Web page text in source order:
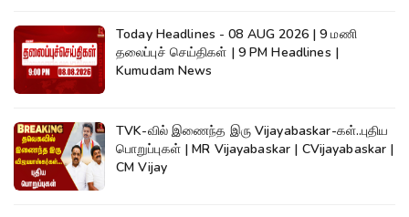
Today Headlines - 08 AUG 2026 | 9 மணி
தலைப்புச் செய்திகள் | 9 PM Headlines |
Kumudam News
TVK-வில் இணைந்த இரு Vijayabaskar-கள்..புதிய
பொறுப்புகள் | MR Vijayabaskar | CVijayabaskar |
CM Vijay